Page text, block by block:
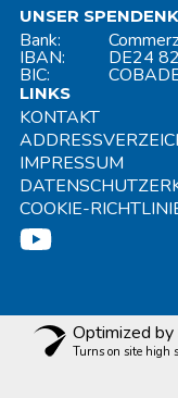
UNSER
Bank:
IBAN: DE24
BIC:
LINKS
KONTAKT
IMPRESSUM
COOKIE-
Optimized
Turns on site high